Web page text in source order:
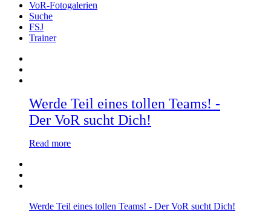
VoR-Fotogalerien
Suche
FSJ
Trainer
Werde Teil eines tollen Teams! -
Der VoR sucht Dich!
Read more
Werde Teil eines tollen Teams! - Der VoR sucht Dich!